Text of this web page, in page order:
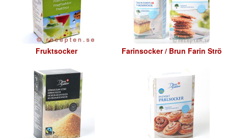
Fruktsocker Farinsocker / Brun Farin Strö